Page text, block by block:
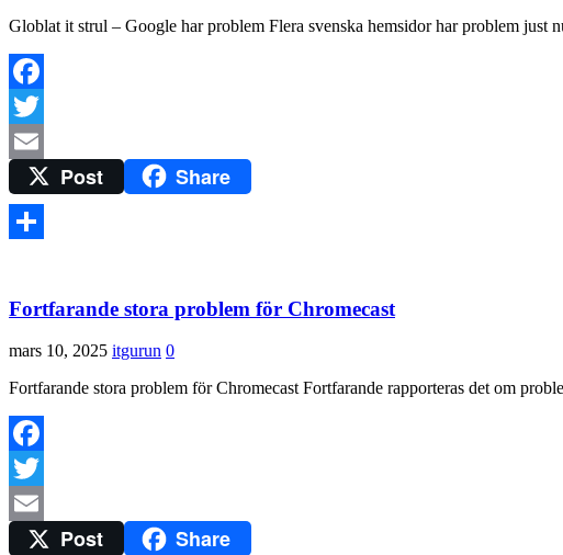
Globlat it strul – Google har problem Flera svenska hemsidor har problem
Facebook
Twitter
Email
Post Share
Fortfarande stora problem för Chromecast
mars 10, 2025 itgurun 0
Fortfarande stora problem för Chromecast Fortfarande rapporteras det om
Facebook
Twitter
Email
Post Share